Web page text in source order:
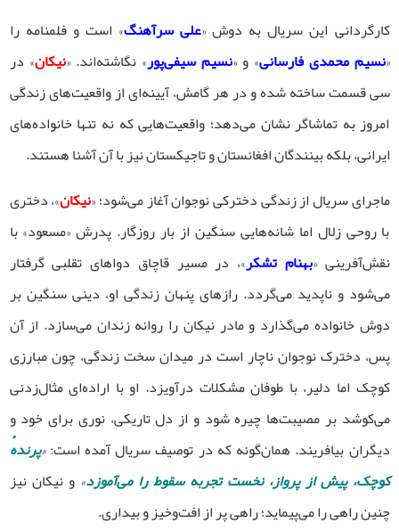
کارگردانی این سریال به دوش «علی سرآهنگ» است و فلمنامه را
«نسیم محمدی فارسانی» و «نسیم سیفی‌پور» نگاشته‌اند. «نیکان» در
سی قسمت ساخته شده و در هر گامش، آیینه‌ای از واقعیت‌های زندگی
امروز به تماشاگر نشان می‌دهد؛ واقعیت‌هایی که نه تنها خانواده‌های
ایرانی، بلکه بینندگان افغانستان و تاجیکستان نیز با آن آشنا هستند.
ماجرای سریال از زندگی دخترکی نوجوان آغاز می‌شود؛ «نیکان»، دختری
با روحی زلال اما شانه‌هایی سنگین از بار روزگار. پدرش «مسعود» با
نقش‌آفرینی «بهنام تشکر»، در مسیر قاچاق دواهای تقلبی گرفتار
می‌شود و ناپدید می‌گردد. رازهای پنهان زندگی او، دینی سنگین بر
دوش خانواده می‌گذارد و مادر نیکان را روانه زندان می‌سازد. از آن
پس، دخترک نوجوان ناچار است در میدان سخت زندگی، چون مبارزی
کوچک اما دلیر، با طوفان مشکلات درآویزد. او با اراده‌ای مثال‌زدنی
می‌کوشد بر مصیبت‌ها چیره شود و از دل تاریکی، نوری برای خود و
دیگران بیافریند. همان‌گونه که در توصیف سریال آمده است:«پرندهٔ
کوچک، پیش از پرواز، نخست تجربه سقوط را می‌آموزد» و نیکان نیز
چنین راهی را می‌پیماید؛ راهی پر از افت‌وخیز و بیداری.